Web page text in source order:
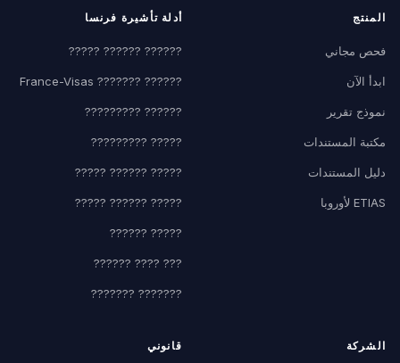
المنتج
فحص مجاني
ابدأ الآن
نموذج تقرير
مكتبة المستندات
دليل المستندات
ETIAS لأوروبا
أدلة تأشيرة فرنسا
?????? ?????? ?????
?????? ??????? France-Visas
?????? ?????????
????? ?????????
????? ?????? ?????
????? ?????? ?????
????? ??????
??? ???? ??????
??????? ???????
الشركة قانوني